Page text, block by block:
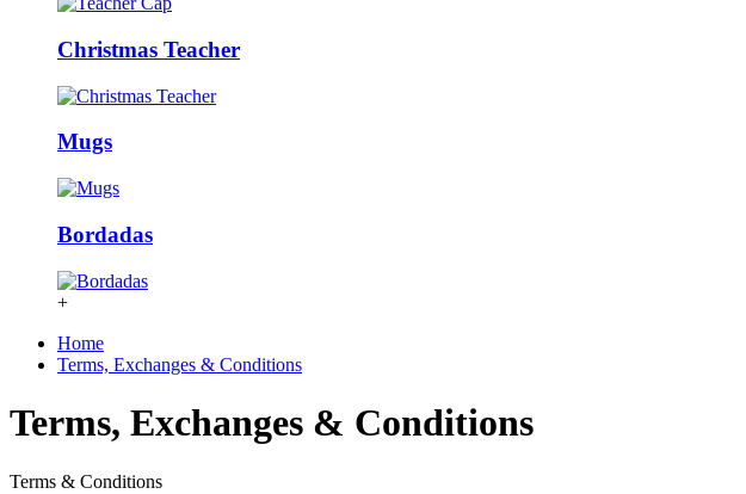
Christmas Teacher
Mugs
Bordadas
+
Home
Terms, Exchanges & Conditions
Terms, Exchanges & Conditions
Terms & Conditions